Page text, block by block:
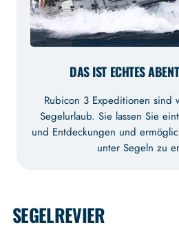
DAS IST ECHTES
Rubicon 3 Expeditionen sind
Segelurlaub. Sie lassen Sie
und Entdeckungen und
unter Segeln zu
SEGELREVIER